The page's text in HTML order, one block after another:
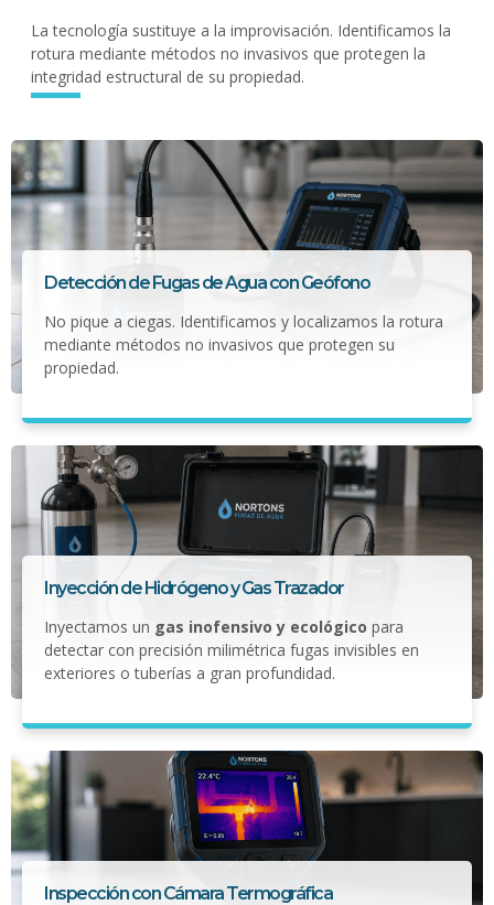
La tecnología sustituye a la improvisación. Identificamos la
rotura mediante métodos no invasivos que protegen la
integridad estructural de su propiedad.
Detección de Fugas de Agua con Geófono
No pique a ciegas. Identificamos y localizamos la rotura
mediante métodos no invasivos que protegen su
propiedad.
Inyección de Hidrógeno y Gas Trazador
Inyectamos un gas inofensivo y ecológico para
detectar con precisión milimétrica fugas invisibles en
exteriores o tuberías a gran profundidad.
Inspección con Cámara Termográfica